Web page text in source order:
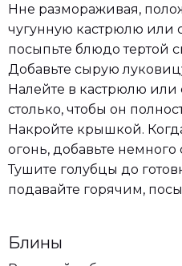
Нне размораживая,
чугунную кастрюлю или
посыпьте блюдо тертой
Добавьте сырую
Налейте в кастрюлю или
столько, чтобы он
Накройте крышкой.
огонь, добавьте немного
Тушите голубцы до
подавайте горячим,
Блины